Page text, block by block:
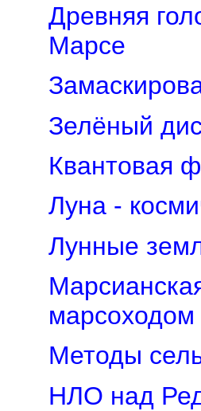
Древняя
Марсе
Зелёный
Квантовая
Луна -
Лунные
марсоходом
Методы
НЛО над